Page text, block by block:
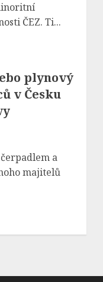
ČEZ. Ti...
plynový
v Česku
a
majitelů